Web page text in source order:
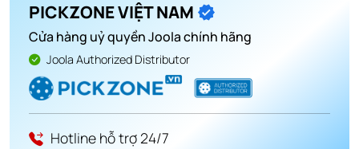
PICKZONE VIỆT NAM
Cửa hàng uỷ quyền Joola chính hãng
Joola Authorized Distributor
Hotline hỗ trợ 24/7